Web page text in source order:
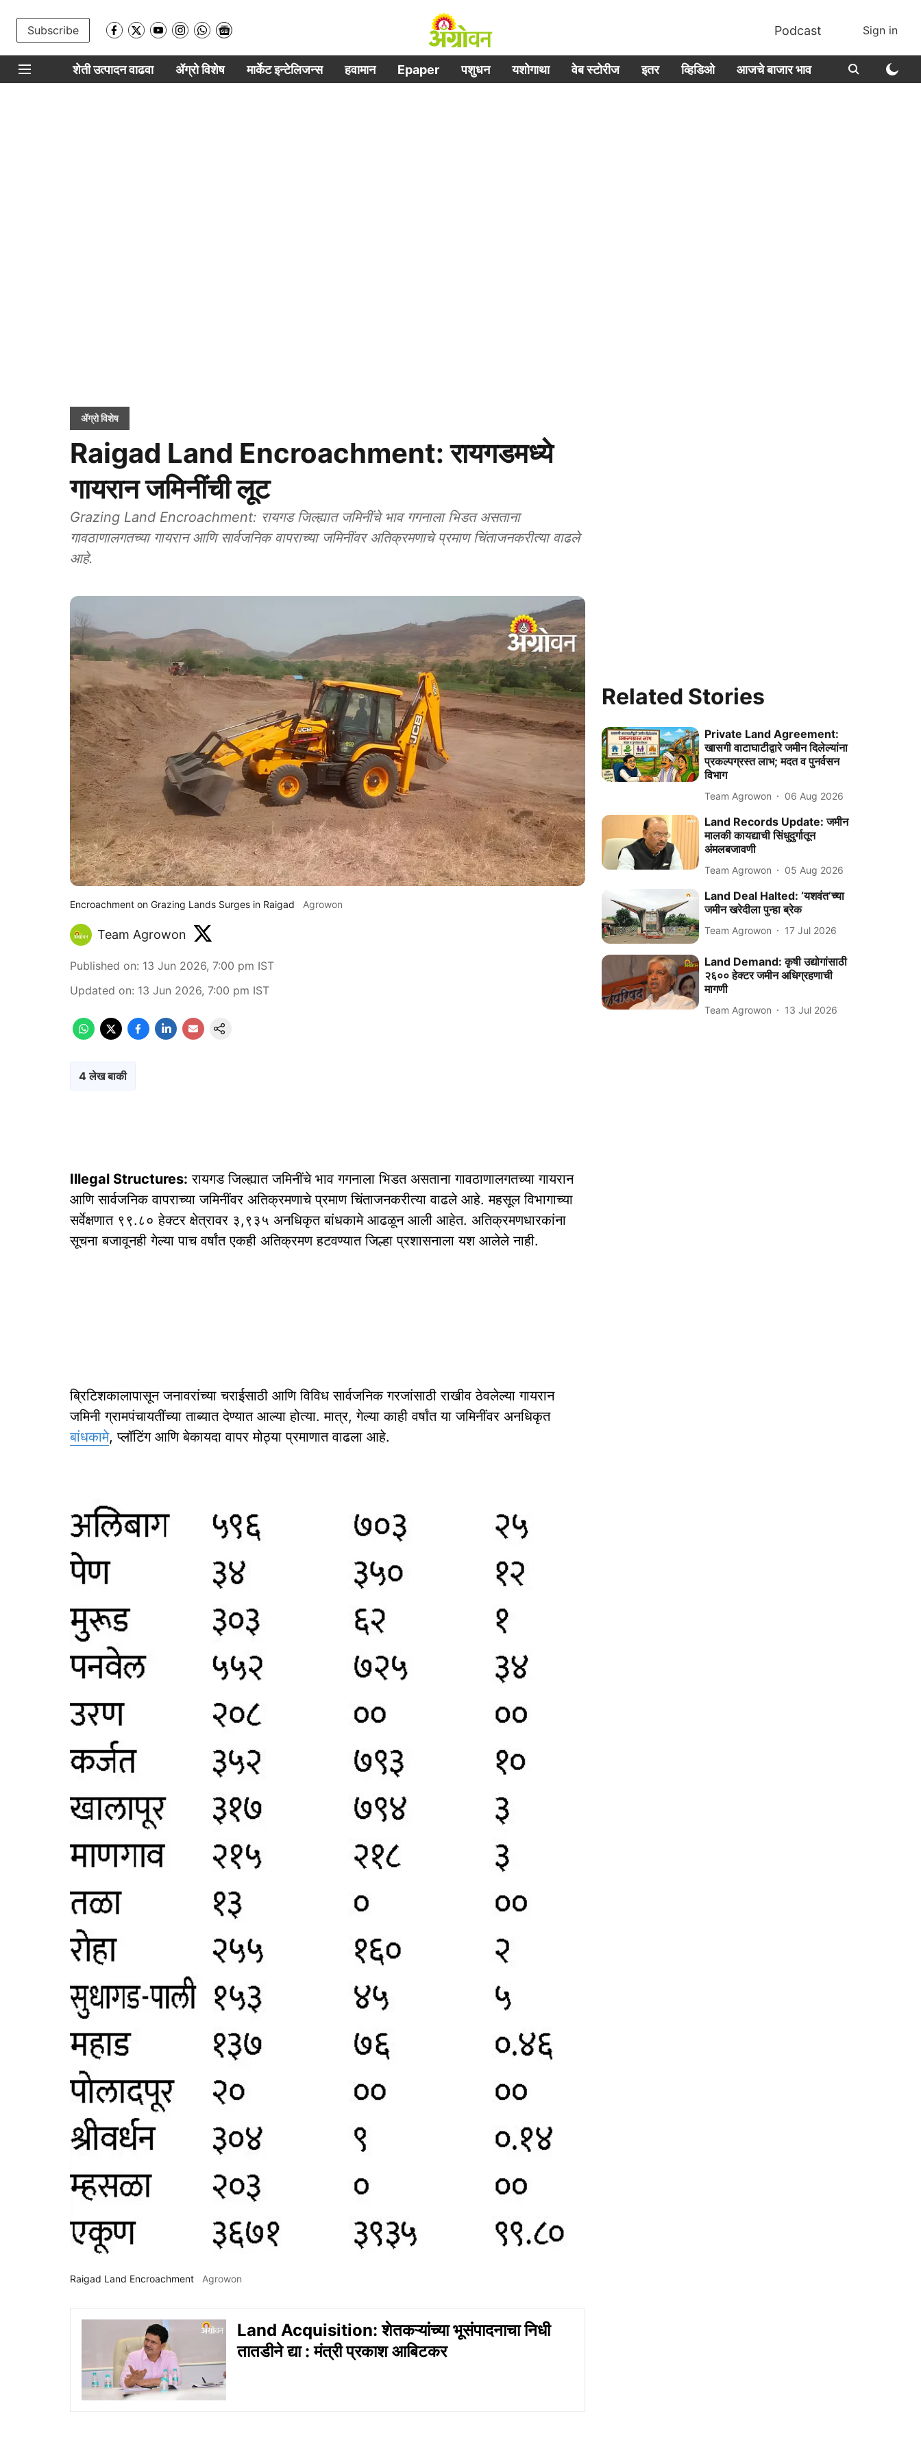
Subscribe Podcast Sign in
शेती उत्पादन वाढवा ॲग्रो विशेष मार्केट इन्टेलिजन्स हवामान Epaper पशुधन यशोगाथा वेब स्टोरीज इतर व्हिडिओ आजचे बाजार भाव
ॲग्रो विशेष
Raigad Land Encroachment: रायगडमध्ये
गायरान जमिनींची लूट
Grazing Land Encroachment: रायगड जिल्ह्यात जमिनींचे भाव गगनाला भिडत असताना
गावठाणालगतच्या गायरान आणि सार्वजनिक वापराच्या जमिनींवर अतिक्रमणाचे प्रमाण चिंताजनकरीत्या वाढले
आहे.
Encroachment on Grazing Lands Surges in Raigad Agrowon
Team Agrowon
Published on: 13 Jun 2026, 7:00 pm IST
Updated on: 13 Jun 2026, 7:00 pm IST
4 लेख बाकी
Illegal Structures: रायगड जिल्ह्यात जमिनींचे भाव गगनाला भिडत असताना गावठाणालगतच्या गायरान
आणि सार्वजनिक वापराच्या जमिनींवर अतिक्रमणाचे प्रमाण चिंताजनकरीत्या वाढले आहे. महसूल विभागाच्या
सर्वेक्षणात ९९.८० हेक्टर क्षेत्रावर ३,९३५ अनधिकृत बांधकामे आढळून आली आहेत. अतिक्रमणधारकांना
सूचना बजावूनही गेल्या पाच वर्षांत एकही अतिक्रमण हटवण्यात जिल्हा प्रशासनाला यश आलेले नाही.
ब्रिटिशकालापासून जनावरांच्या चराईसाठी आणि विविध सार्वजनिक गरजांसाठी राखीव ठेवलेल्या गायरान
जमिनी ग्रामपंचायतींच्या ताब्यात देण्यात आल्या होत्या. मात्र, गेल्या काही वर्षांत या जमिनींवर अनधिकृत
बांधकामे, प्लॉटिंग आणि बेकायदा वापर मोठ्या प्रमाणात वाढला आहे.
Raigad Land Encroachment Agrowon
Land Acquisition: शेतकऱ्यांच्या भूसंपादनाचा निधी
तातडीने द्या : मंत्री प्रकाश आबिटकर
Related Stories
Private Land Agreement:
खासगी वाटाघाटीद्वारे जमीन दिलेल्यांना
प्रकल्पग्रस्त लाभ; मदत व पुनर्वसन
विभाग
Team Agrowon 06 Aug 2026
Land Records Update: जमीन
मालकी कायद्याची सिंधुदुर्गातून
अंमलबजावणी
Team Agrowon 05 Aug 2026
Land Deal Halted: ‘यशवंत’च्या
जमीन खरेदीला पुन्हा ब्रेक
Team Agrowon 17 Jul 2026
Land Demand: कृषी उद्योगांसाठी
२६०० हेक्टर जमीन अधिग्रहणाची
मागणी
Team Agrowon 13 Jul 2026